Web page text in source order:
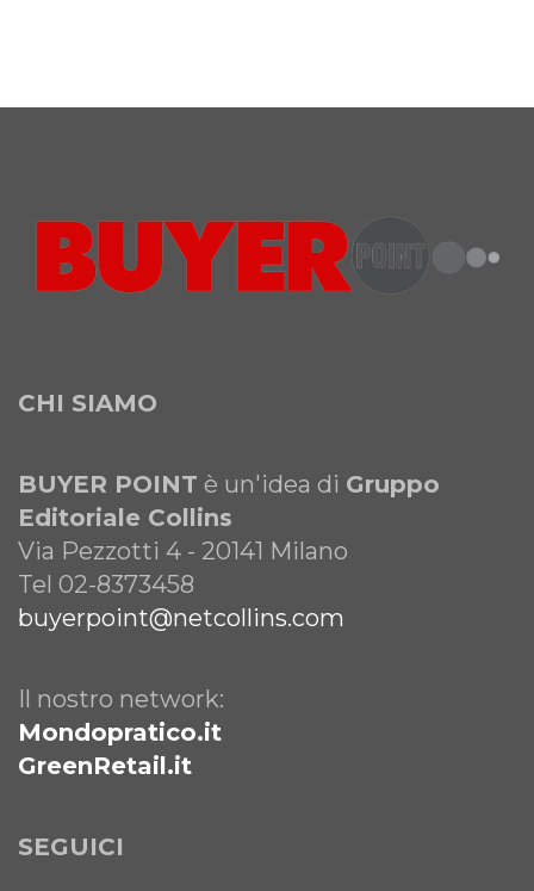
CHI SIAMO
BUYER POINT è un'idea di Gruppo
Editoriale Collins
Via Pezzotti 4 - 20141 Milano
Tel 02-8373458
buyerpoint@netcollins.com
Il nostro network:
Mondopratico.it
GreenRetail.it
SEGUICI